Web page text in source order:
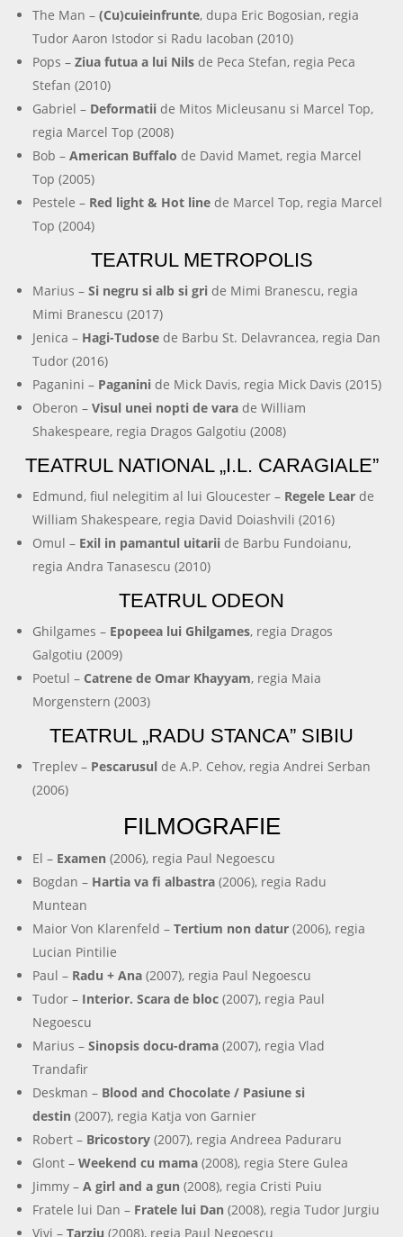
The Man –(Cu)cuieinfrunte, dupa Eric Bogosian, regia
Tudor Aaron Istodor si Radu Iacoban (2010)
Pops –Ziua futua a lui Nils de Peca Stefan, regia Peca
Stefan (2010)
Gabriel – Deformatii de Mitos Micleusanu si Marcel Top,
regia Marcel Top (2008)
Bob –American Buffalo de David Mamet, regia Marcel
Top (2005)
Pestele – Red light & Hot line de Marcel Top, regia Marcel
Top (2004)
TEATRUL METROPOLIS
Marius –Si negru si alb si gri de Mimi Branescu, regia
Mimi Branescu (2017)
Jenica – Hagi-Tudose de Barbu St. Delavrancea, regia Dan
Tudor (2016)
Paganini – Paganini de Mick Davis, regia Mick Davis (2015)
Oberon –Visul unei nopti de vara de William
Shakespeare, regia Dragos Galgotiu (2008)
TEATRUL NATIONAL „I.L. CARAGIALE”
Edmund, fiul nelegitim al lui Gloucester – Regele Lear de
William Shakespeare, regia David Doiashvili (2016)
Omul – Exil in pamantul uitarii de Barbu Fundoianu,
regia Andra Tanasescu (2010)
TEATRUL ODEON
Ghilgames – Epopeea lui Ghilgames, regia Dragos
Galgotiu (2009)
Poetul – Catrene de Omar Khayyam, regia Maia
Morgenstern (2003)
TEATRUL „RADU STANCA” SIBIU
Treplev – Pescarusul de A.P. Cehov, regia Andrei Serban
(2006)
FILMOGRAFIE
El – Examen (2006), regia Paul Negoescu
Bogdan – Hartia va fi albastra (2006), regia Radu
Muntean
Maior Von Klarenfeld –Tertium non datur (2006), regia
Lucian Pintilie
Paul – Radu + Ana (2007), regia Paul Negoescu
Tudor – Interior. Scara de bloc (2007), regia Paul
Negoescu
Marius –Sinopsis docu-drama (2007), regia Vlad
Trandafir
Deskman – Blood and Chocolate / Pasiune si
destin (2007), regia Katja von Garnier
Robert – Bricostory (2007), regia Andreea Paduraru
Glont –Weekend cu mama (2008), regia Stere Gulea
Jimmy –A girl and a gun (2008), regia Cristi Puiu
Fratele lui Dan – Fratele lui Dan (2008), regia Tudor Jurgiu
Vivi –Tarziu (2008), regia Paul Negoescu